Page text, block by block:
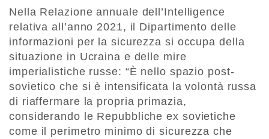
Nella Relazione annuale dell’Intelligence
relativa all’anno 2021, il Dipartimento delle
informazioni per la sicurezza si occupa della
situazione in Ucraina e delle mire
imperialistiche russe: “È nello spazio post-
sovietico che si è intensificata la volontà russa
di riaffermare la propria primazia,
considerando le Repubbliche ex sovietiche
come il perimetro minimo di sicurezza che